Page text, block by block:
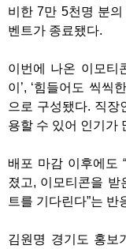
비한 7만 5천명 분의
벤트가 종료됐다.
이번에 나온 이모티
이’, ‘힘들어도 씩씩
으로 구성됐다. 직장
용할 수 있어 인기가
배포 마감 이후에도
졌고, 이모티콘을 받
트를 기다린다”는 반
김원명 경기도 홍보